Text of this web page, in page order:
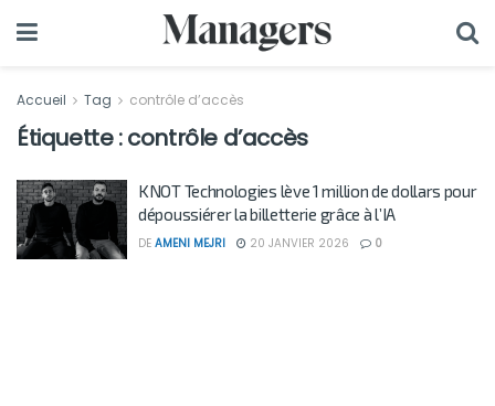
Accueil Tag contrôle d’accès
Étiquette :contrôle d’accès
KNOT Technologies lève 1 million de dollars pour
dépoussiérer la billetterie grâce à l’IA
DE AMENI MEJRI 20 JANVIER 2026 0